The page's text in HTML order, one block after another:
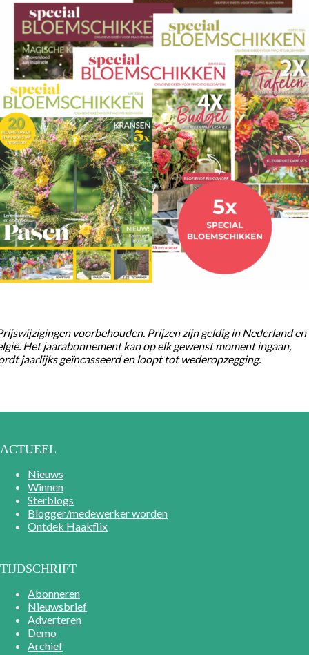
voorbehouden. Prijzen zijn geldig in Nederland en
Het jaarabonnement kan op elk gewenst moment ingaan,
jaarlijks geïncasseerd en loopt tot wederopzegging.
ACTUEEL
Nieuws
Winnen
Sterblogs
Blogger/medewerker worden
Ontdek Haakflix
TIJDSCHRIFT
Abonneren
Nieuwsbrief
Adverteren
Demo
Archief